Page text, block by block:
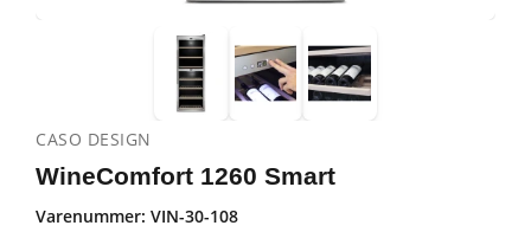
CASO DESIGN
WineComfort 1260 Smart
Varenummer: VIN-30-108